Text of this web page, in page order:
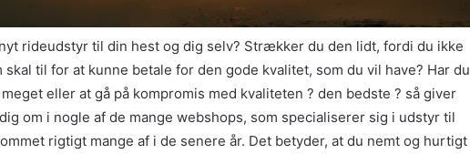
rideudstyr til din hest og dig selv? Strækker du den lidt, fordi du ikke
til for at kunne betale for den gode kvalitet, som du vil have? Har du
eller at gå på kompromis med kvaliteten ? den bedste ? så giver
om i nogle af de mange webshops, som specialiserer sig i udstyr til
rigtigt mange af i de senere år. Det betyder, at du nemt og hurtigt